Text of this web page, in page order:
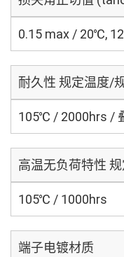
0.15 max / 20℃,
耐久性 规定温度/
105℃ / 2000hrs /
高温无负荷特性
105℃ / 1000hrs
端子电镀材质